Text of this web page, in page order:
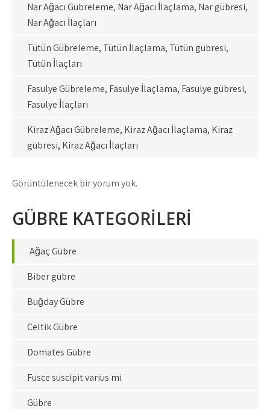
Nar Ağacı Gübreleme, Nar Ağacı İlaçlama, Nar gübresi,
Nar Ağacı İlaçları
Tütün Gübreleme, Tütün İlaçlama, Tütün gübresi,
Tütün İlaçları
Fasulye Gübreleme, Fasulye İlaçlama, Fasulye gübresi,
Fasulye İlaçları
Kiraz Ağacı Gübreleme, Kiraz Ağacı İlaçlama, Kiraz
gübresi, Kiraz Ağacı İlaçları
Görüntülenecek bir yorum yok.
GÜBRE KATEGORİLERİ
Ağaç Gübre
Biber gübre
Buğday Gübre
Çeltik Gübre
Domates Gübre
Fusce suscipit varius mi
Gübre